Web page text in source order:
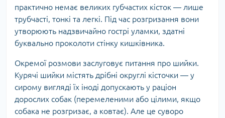
практично немає великих губчастих кісток — лише
трубчасті, тонкі та легкі. Під час розгризання вони
утворюють надзвичайно гострі уламки, здатні
буквально проколоти стінку кишківника.
Окремої розмови заслуговує питання про шийки.
Курячі шийки містять дрібні округлі кісточки — у
сирому вигляді їх іноді допускають у раціон
дорослих собак (перемеленими або цілими, якщо
собака не розгризає, а ковтає). Але це суворо